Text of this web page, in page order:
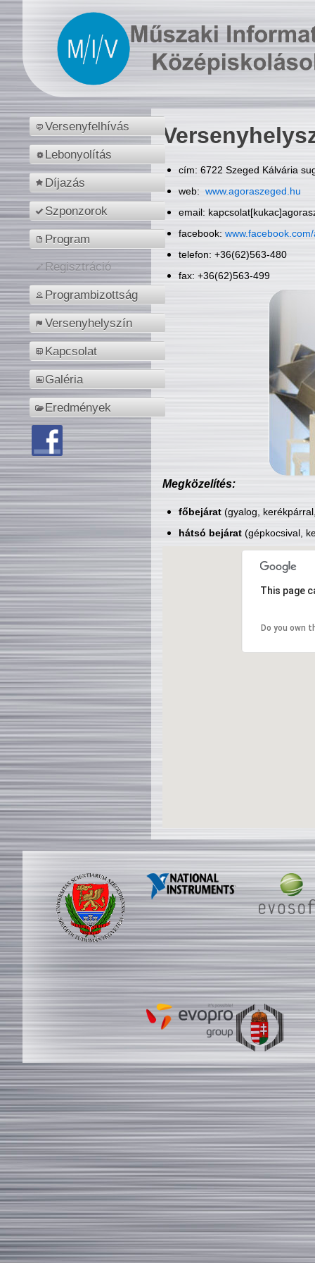
Versenyfelhívás
Lebonyolítás
Díjazás
Szponzorok
Program
Regisztráció
Programbizottság
Versenyhelyszín
Kapcsolat
Galéria
Eredmények
cím: 6722 Szeged Kálvária
web: www.agoraszeged.hu
email:
facebook:
telefon: +36(62)563-480
fax: +36(62)563-499
Megközelítés:
főbejárat(gyalog,
hátsó bejárat(gépkocsival,
This page
Do you own